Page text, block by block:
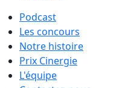
Podcast
Les concours
Notre histoire
Prix Cinergie
L'équipe